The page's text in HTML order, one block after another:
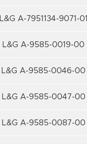
L&G A-7951134-9071-01
L&G A-9585-0019-00
L&G A-9585-0046-00
L&G A-9585-0047-00
L&G A-9585-0087-00